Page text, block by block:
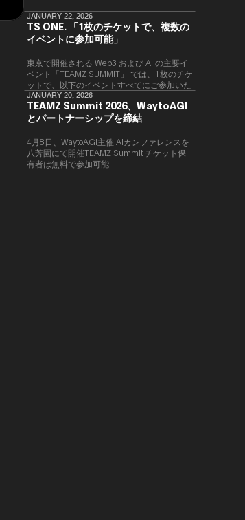
JANUARY 22, 2026
TS ONE. 「1枚のチケットで、複数の
イベントに参加可能」
東京で開催される Web3 および AI の主要イ
ベント「TEAMZ SUMMIT」 では、1枚のチケ
ットで、以下のイベントすべてにご参加いた
だけます。
JANUARY 20, 2026
TEAMZ Summit 2026、WaytoAGI
とパートナーシップを締結
4月8日、WaytoAGI主催 AIカンファレンスを
八芳園にて開催TEAMZ Summit チケット保
有者は無料で参加可能